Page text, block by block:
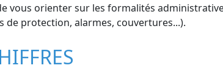
vous orienter sur les formalités
protection, alarmes, couvertures...).